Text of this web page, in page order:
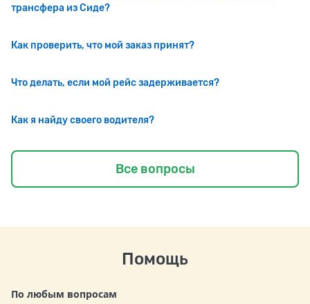
трансфера из Сиде?
Как проверить, что мой заказ принят?
Что делать, если мой рейс задерживается?
Как я найду своего водителя?
Все вопросы
Помощь
По любым вопросам